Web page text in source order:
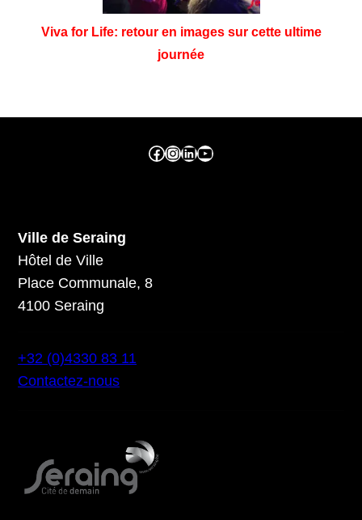
Viva for Life: retour en images sur cette ultime
journée
Facebook ville de seraing Instragram ville de seraing linkedin – ville de seraing YouTube
Ville de Seraing
Hôtel de Ville
Place Communale, 8
4100 Seraing
+32 (0)4330 83 11
Contactez-nous